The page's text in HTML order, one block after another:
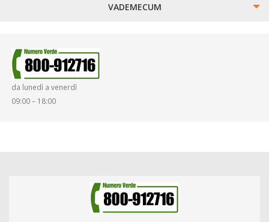
VADEMECUM
SMARRIMENTO OGGETTI
da lunedì a venerdì
09:00 – 18:00